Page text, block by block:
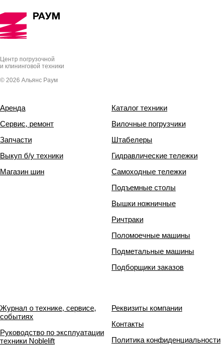
Центр погрузочной
и клининговой техники
© 2026 Альянс Раум
Аренда
Сервис, ремонт
Запчасти
Выкуп б/у техники
Магазин шин
Каталог техники
Вилочные погрузчики
Штабелеры
Гидравлические тележки
Самоходные тележки
Подъемные столы
Вышки ножничные
Ричтраки
Поломоечные машины
Подметальные машины
Подборщики заказов
Журнал о технике, сервисе,
событиях
Руководство по эксплуатации
техники Noblelift
Реквизиты компании
Контакты
Политика конфиденциальности